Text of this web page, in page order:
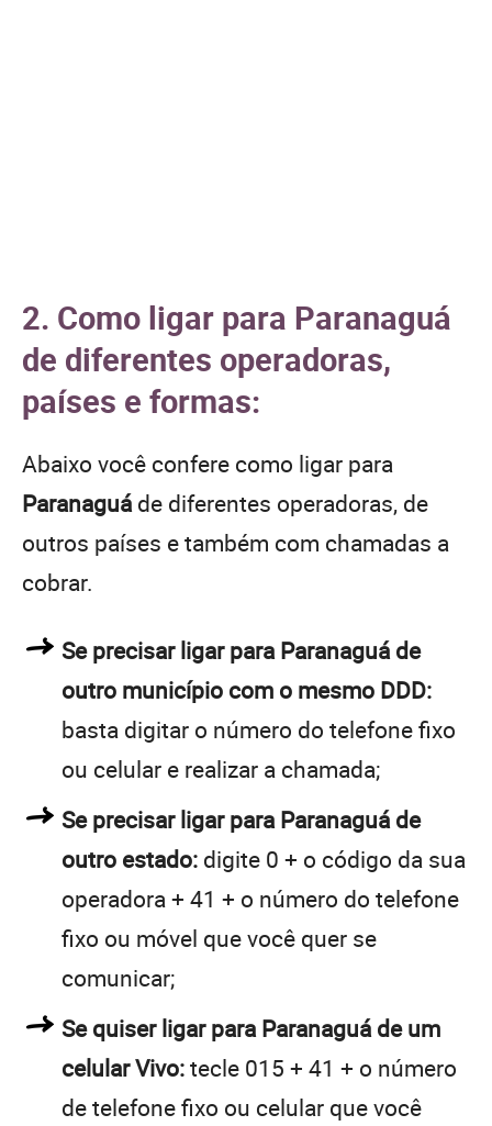
2. Como ligar para Paranaguá
de diferentes operadoras,
países e formas:
Abaixo você confere como ligar para
Paranaguá de diferentes operadoras, de
outros países e também com chamadas a
cobrar.
Se precisar ligar para Paranaguá de
outro município com o mesmo DDD:
basta digitar o número do telefone fixo
ou celular e realizar a chamada;
Se precisar ligar para Paranaguá de
outro estado: digite 0 + o código da sua
operadora + 41 + o número do telefone
fixo ou móvel que você quer se
comunicar;
Se quiser ligar para Paranaguá de um
celular Vivo:tecle 015 + 41 + o número
de telefone fixo ou celular que você